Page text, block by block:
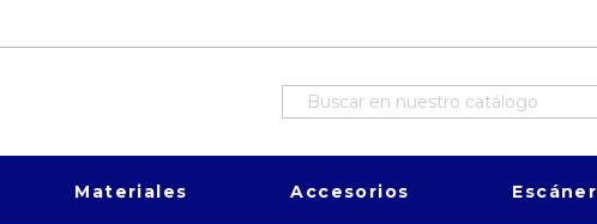
Materiales Accesorios Escáner